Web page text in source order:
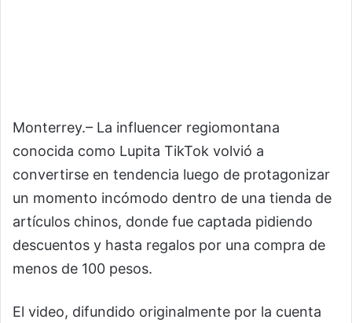
Monterrey.– La influencer regiomontana
conocida como Lupita TikTok volvió a
convertirse en tendencia luego de protagonizar
un momento incómodo dentro de una tienda de
artículos chinos, donde fue captada pidiendo
descuentos y hasta regalos por una compra de
menos de 100 pesos.
El video, difundido originalmente por la cuenta